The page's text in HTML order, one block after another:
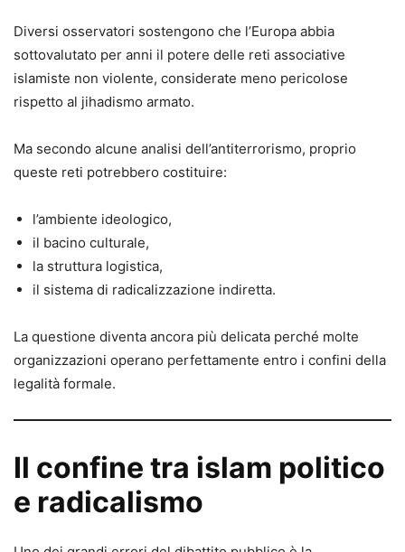
Diversi osservatori sostengono che l’Europa abbia
sottovalutato per anni il potere delle reti associative
islamiste non violente, considerate meno pericolose
rispetto al jihadismo armato.
Ma secondo alcune analisi dell’antiterrorismo, proprio
queste reti potrebbero costituire:
l’ambiente ideologico,
il bacino culturale,
la struttura logistica,
il sistema di radicalizzazione indiretta.
La questione diventa ancora più delicata perché molte
organizzazioni operano perfettamente entro i confini della
legalità formale.
Il confine tra islam politico
e radicalismo